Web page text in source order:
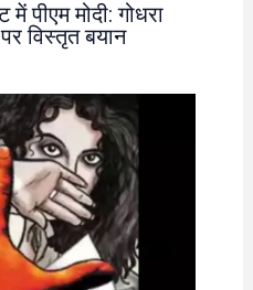
पीएम मोदी: गोधरा
विस्तृत बयान